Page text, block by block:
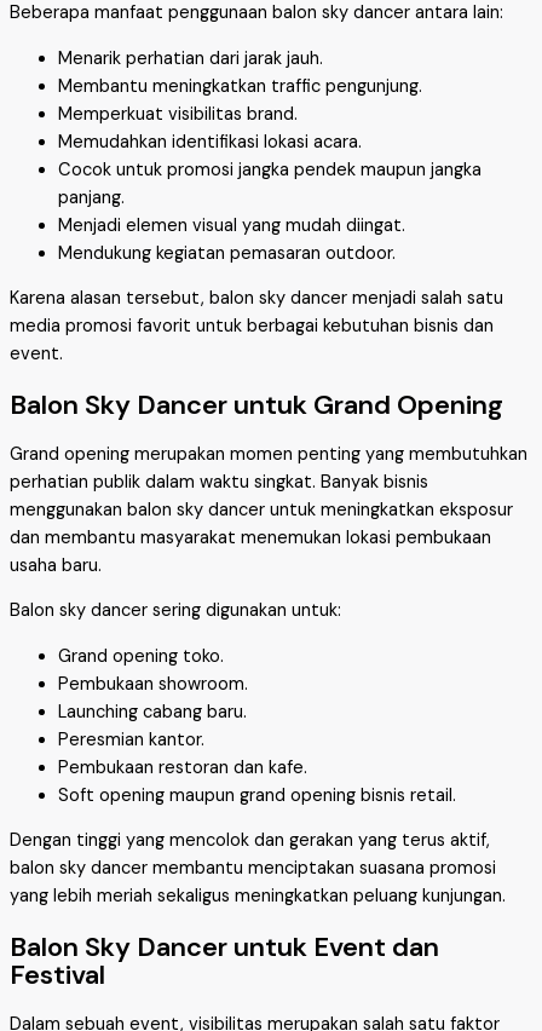
Beberapa manfaat penggunaan balon sky dancer antara lain:
Menarik perhatian dari jarak jauh.
Membantu meningkatkan traffic pengunjung.
Memperkuat visibilitas brand.
Memudahkan identifikasi lokasi acara.
Cocok untuk promosi jangka pendek maupun jangka
panjang.
Menjadi elemen visual yang mudah diingat.
Mendukung kegiatan pemasaran outdoor.
Karena alasan tersebut, balon sky dancer menjadi salah satu
media promosi favorit untuk berbagai kebutuhan bisnis dan
event.
Balon Sky Dancer untuk Grand Opening
Grand opening merupakan momen penting yang membutuhkan
perhatian publik dalam waktu singkat. Banyak bisnis
menggunakan balon sky dancer untuk meningkatkan eksposur
dan membantu masyarakat menemukan lokasi pembukaan
usaha baru.
Balon sky dancer sering digunakan untuk:
Grand opening toko.
Pembukaan showroom.
Launching cabang baru.
Peresmian kantor.
Pembukaan restoran dan kafe.
Soft opening maupun grand opening bisnis retail.
Dengan tinggi yang mencolok dan gerakan yang terus aktif,
balon sky dancer membantu menciptakan suasana promosi
yang lebih meriah sekaligus meningkatkan peluang kunjungan.
Balon Sky Dancer untuk Event dan
Festival
Dalam sebuah event, visibilitas merupakan salah satu faktor